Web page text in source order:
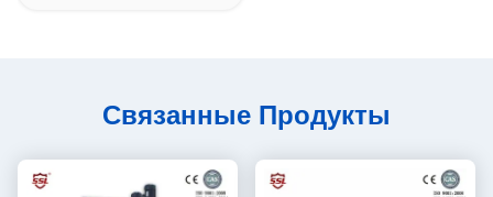
Связанные Продукты